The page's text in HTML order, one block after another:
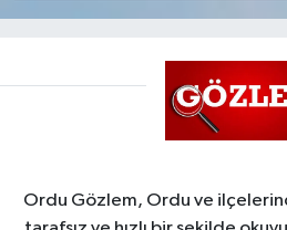
Ordu Gözlem, Ordu ve